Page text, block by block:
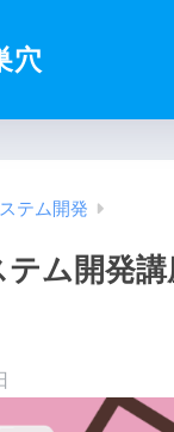
穴
テム開発
テム開発